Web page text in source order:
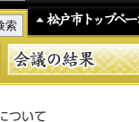
ついて